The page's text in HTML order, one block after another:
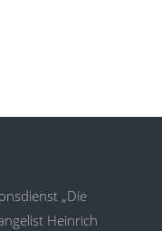
„Die
Heinrich